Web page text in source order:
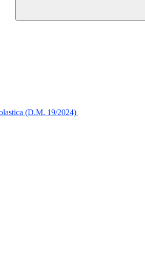
(D.M. 19/2024)